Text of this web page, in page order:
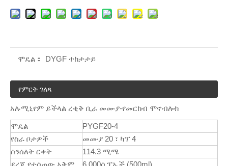
ሞዴል： DYGF ተከታታይ
የምርት ገለጻ
አሉሚኒየም ይችላል ረቂቅ ቢራ መሙያ-የመርከብ ሞኖብሎክ
ሞዴል
PYGF20-4
የስራ ቦታዎች
መሙያ 20 ፣ ካፕ 4
ሰንሰለት ርቀት
114.3 ሚሜ
ደረጃ የተሰጠው አቅም
6,000ሲፒኤች (500ml)